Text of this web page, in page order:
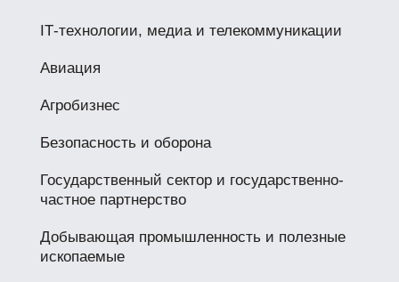
IТ-технологии, медиа и телекоммуникации
Авиация
Агробизнес
Безопасность и оборона
Государственный сектор и государственно-
частное партнерство
Добывающая промышленность и полезные
ископаемые